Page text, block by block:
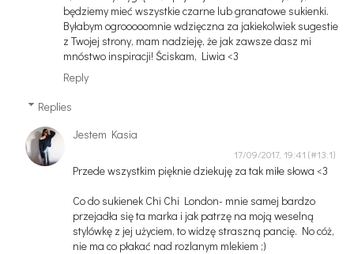
będziemy mieć wszystkie czarne lub granatowe sukienki.
Byłabym ogrooooomnie wdzięczna za jakiekolwiek sugestie
z Twojej strony, mam nadzieję, że jak zawsze dasz mi
mnóstwo inspiracji! Ściskam, Liwia <3
Reply
Replies
Jestem Kasia
17/09/2017, 19:41
Przede wszystkim pięknie dziekuję za tak miłe słowa <3
Co do sukienek Chi Chi London- mnie samej bardzo
przejadła się ta marka i jak patrzę na moją weselną
stylówkę z jej użyciem, to widzę straszną pancię. No cóż,
nie ma co płakać nad rozlanym mlekiem ;)